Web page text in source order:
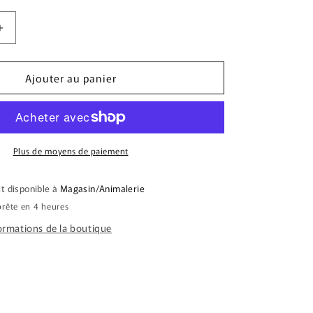
Augmenter
ADULTE
RACE
RIZ
Ajouter au panier
Plus de moyens de paiement
disponible à Magasin/Animalerie
en 4 heures
de la boutique